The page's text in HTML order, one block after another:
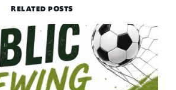
RELATED POSTS